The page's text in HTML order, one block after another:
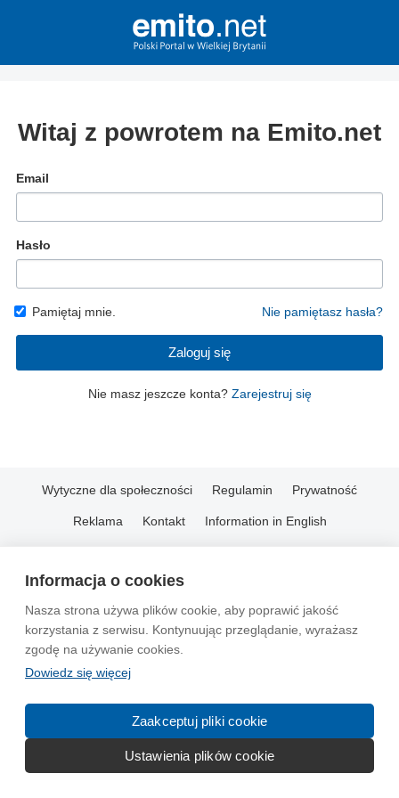
Informacja o cookies
Nasza strona używa plików cookie, aby poprawić jakość
korzystania z serwisu. Kontynuując przeglądanie, wyrażasz
zgodę na używanie cookies.
Dowiedz się więcej
Zaakceptuj pliki cookie
Ustawienia plików cookie
Witaj z powrotem na Emito.net
Email
Hasło
Pamiętaj mnie. Nie pamiętasz hasła?
Zaloguj się
Nie masz jeszcze konta? Zarejestruj się
Wytyczne dla społeczności Regulamin Prywatność
Reklama Kontakt Information in English